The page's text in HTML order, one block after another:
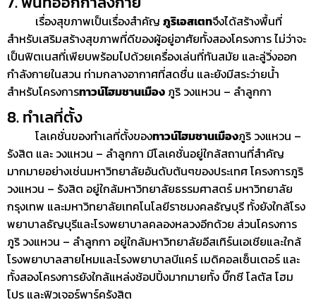
เรื่องสุขภาพเป็นเรื่องสำคัญ ภูริเอสเตทจึงได้สร้างพื้นที่
สำหรับเสริมสร้างสุขภาพที่ดีของผู้อยู่อาศัยทั้งสองโครงการ ไม่ว่าจะ
เป็นฟิตเนสที่เพียบพร้อมไปด้วยเครื่องเล่นที่ทันสมัย และลู่วิ่งออก
กำลังกายในสวน ท่ามกลางอากาศที่สดชื่น และยังมีสระว่ายน้ำ
สำหรับโครงการทาวน์โฮมชานเมือง ภูริ วงแหวน – ลำลูกกา
8. ทำเลที่ตั้ง
โลเคชั่นของทำเลที่ตั้งของทาวน์โฮมชานเมืองภูริ วงแหวน –
รังสิต และ วงแหวน – ลำลูกกา มีโลเคชั่นอยู่ใกล้สถานที่สำคัญ
มากมายอย่างเช่นมหาวิทยาลัยอันดับต้นๆของประเทศ โครงการภูริ
วงแหวน – รังสิต อยู่ใกล้มหาวิทยาลัยธรรมศาสตร์ มหาวิทยาลัย
กรุงเทพ และมหาวิทยาลัยเทคโนโลยีราชมงคลธัญบุรี ทั้งยังใกล้โรง
พยาบาลธัญบุรีและโรงพยาบาลคลองหลวงอีกด้วย ส่วนโครงการ
ภูริ วงแหวน – ลำลูกกา อยู่ใกล้มหาวิทยาลัยอีสเทิร์นเอเชียและใกล้
โรงพยาบาลสายไหมและโรงพยาบาลบีแคร์ เมดิคอลเซ็นเตอร์ และ
ทั้งสองโครงการยังใกล้แหล่งช้อปปิ้งมากมายทั้ง บิ๊กซี โลตัส โฮม
โปร และฟิวเจอร์พาร์ครังสิต